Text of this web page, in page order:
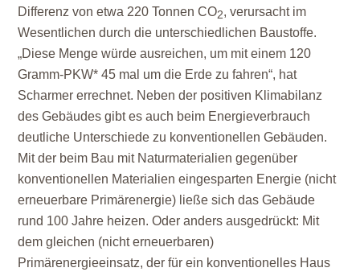
Differenz von etwa 220 Tonnen CO2, verursacht im
Wesentlichen durch die unterschiedlichen Baustoffe.
„Diese Menge würde ausreichen, um mit einem 120
Gramm-PKW* 45 mal um die Erde zu fahren“, hat
Scharmer errechnet. Neben der positiven Klimabilanz
des Gebäudes gibt es auch beim Energieverbrauch
deutliche Unterschiede zu konventionellen Gebäuden.
Mit der beim Bau mit Naturmaterialien gegenüber
konventionellen Materialien eingesparten Energie (nicht
erneuerbare Primärenergie) ließe sich das Gebäude
rund 100 Jahre heizen. Oder anders ausgedrückt: Mit
dem gleichen (nicht erneuerbaren)
Primärenergieeinsatz, der für ein konventionelles Haus